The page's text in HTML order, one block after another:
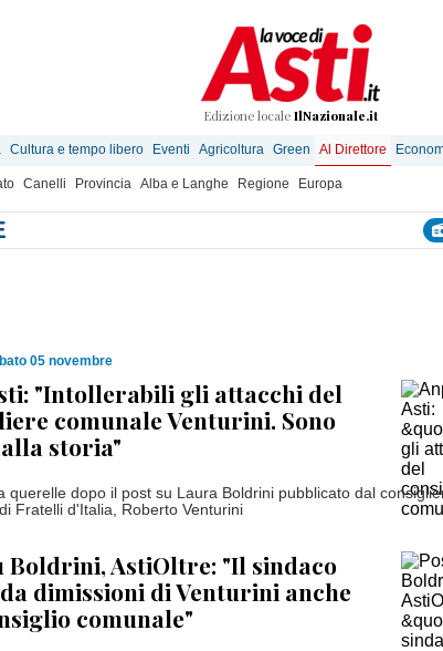
Edizione locale IlNazionale.it
Cultura e tempo libero Eventi Agricoltura Green Al Direttore
Canelli Provincia Alba e Langhe Regione Europa
05 novembre
"Intollerabili gli attacchi del
comunale Venturini. Sono
storia"
querelle dopo il post su Laura Boldrini pubblicato dal
Fratelli d'Italia, Roberto Venturini
Boldrini, AstiOltre: "Il sindaco
dimissioni di Venturini anche
comunale"